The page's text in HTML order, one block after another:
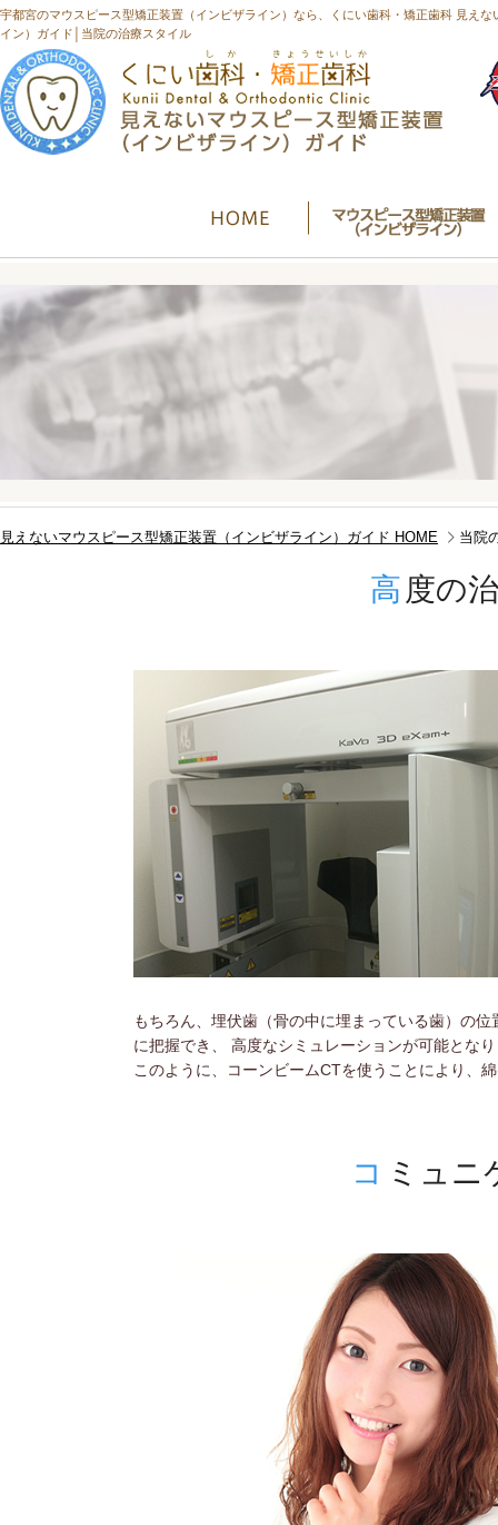
宇都宮のマウスピース型矯正装置（インビザライン）なら、くにい歯科・矯正歯科 見え
イン）ガイド│当院の治療スタイル
見えないマウスピース型矯正装置（インビザライン）ガイド HOME 当院
高 度の
もちろん、埋伏歯（骨の中に埋まっている歯）の
に把握でき、 高度なシミュレーションが可能とな
このように、コーンビームCTを使うことにより、
コ ミュニ